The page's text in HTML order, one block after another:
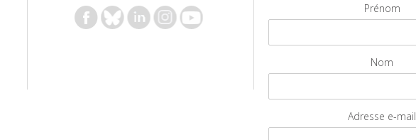
Prénom
Nom
Adresse e-mail